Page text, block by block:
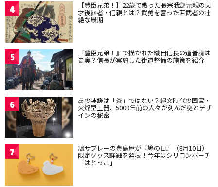
4 【豊臣兄弟！】22歳で散った長宗我部元親の天
才後継者・信親とは？武勇を奮った若武者の壮
絶な最期
5 『豊臣兄弟！』で描かれた織田信長の道普請は
史実？信長が実施した街道整備の施策を紹介
6 あの装飾は「炎」ではない？縄文時代の国宝・
火焔型土器、5000年前の人々が刻んだ謎とデザ
インの秘密
7 鳩サブレーの豊島屋が『鳩の日』（8月10日）
限定グッズ詳細を発表！今年はシリコンポーチ
「はとっこ」